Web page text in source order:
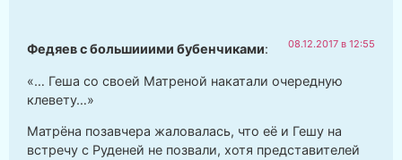
Федяев с большииими бубенчиками: 08.12.2017 в 12:55
«… Геша со своей Матреной накатали очередную
клевету…»
Матрёна позавчера жаловалась, что её и Гешу на
встречу с Руденей не позвали, хотя представителей